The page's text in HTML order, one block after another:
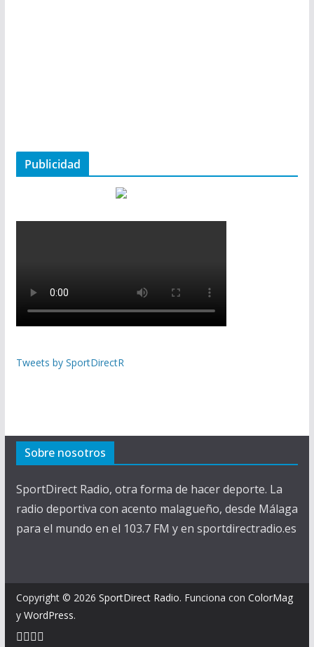
Publicidad
Tweets by SportDirectR
Sobre nosotros
SportDirect Radio, otra forma de hacer deporte. La
radio deportiva con acento malagueño, desde Málaga
para el mundo en el 103.7 FM y en sportdirectradio.es
Copyright © 2026 SportDirect Radio. Funciona con ColorMag
y WordPress.